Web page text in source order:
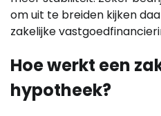
om uit te breiden kijken
zakelijke
Hoe werkt een
hypotheek?